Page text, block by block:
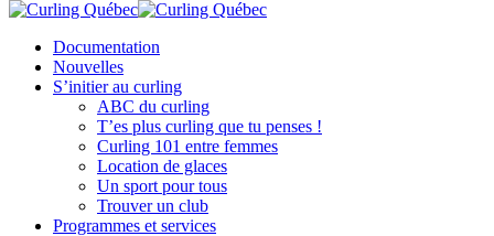
Documentation
Nouvelles
S’initier au curling
ABC du curling
T’es plus curling que tu penses !
Curling 101 entre femmes
Location de glaces
Un sport pour tous
Trouver un club
Programmes et services